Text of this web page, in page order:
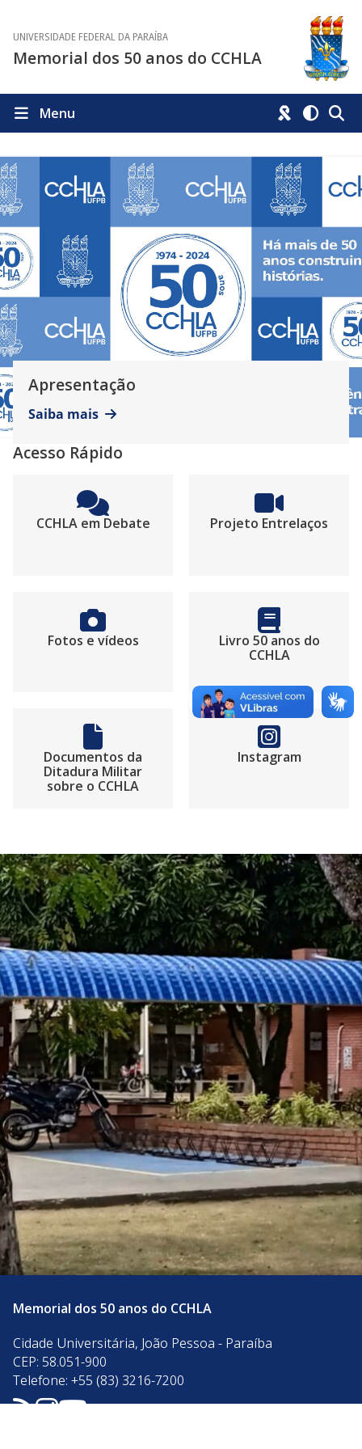
UNIVERSIDADE FEDERAL DA PARAÍBA
Memorial dos 50 anos do CCHLA
Menu
Apresentação
Saiba mais
Acesso Rápido
CCHLA em Debate Projeto Entrelaços
Fotos e vídeos
Livro 50 anos do
CCHLA
Documentos da
Ditadura Militar
sobre o CCHLA
Instagram
Memorial dos 50 anos do CCHLA
Cidade Universitária, João Pessoa - Paraíba
CEP: 58.051-900
Telefone: +55 (83) 3216-7200